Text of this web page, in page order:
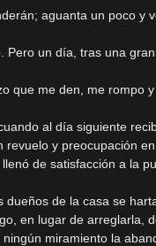
aguanta un poco y
Pero un día, tras una
que me den, me rompo
al día siguiente
y preocupación
de satisfacción a la
de la casa se
en lugar de arreglarla,
miramiento la